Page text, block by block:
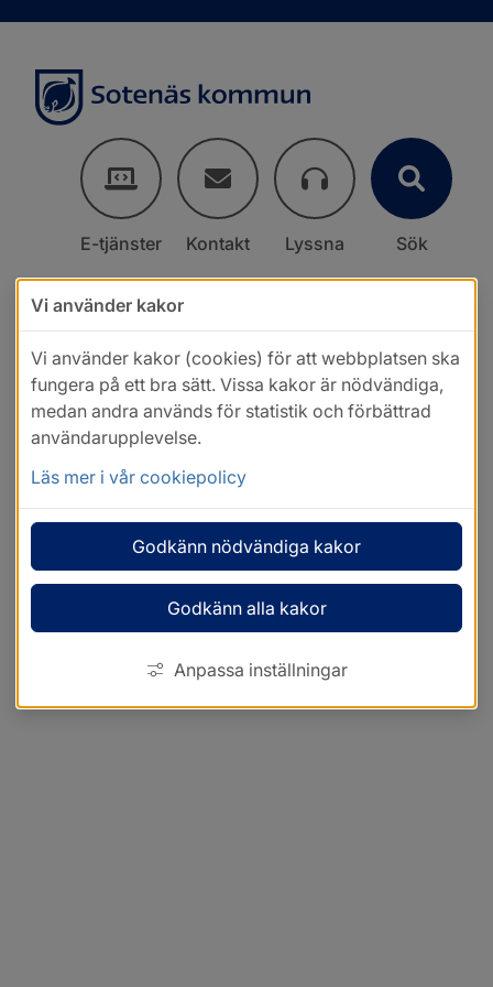
E-tjänster Kontakt Lyssna Sök
Vi använder kakor
Vi använder kakor (cookies) för att webbplatsen ska
fungera på ett bra sätt. Vissa kakor är nödvändiga,
medan andra används för statistik och förbättrad
användarupplevelse.
Läs mer i vår cookiepolicy
Godkänn nödvändiga kakor
Godkänn alla kakor
Anpassa inställningar